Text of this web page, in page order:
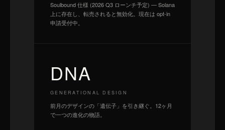
Soulbound 仕様 (2026 Q3 ローンチ予定) — Solana
上に存在し、転売されると無効化。現在は opt-in
申請受付中。
DNA
GENERATIONAL DESIGN
前月のデザインの「遺伝子」を引き継ぐ。12ヶ月
で一つの進化の物語。